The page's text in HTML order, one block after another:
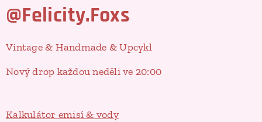
@Felicity.Foxs
Vintage & Handmade & Upcykl
Nový drop každou neděli ve 20:00
Kalkulátor emisí & vody